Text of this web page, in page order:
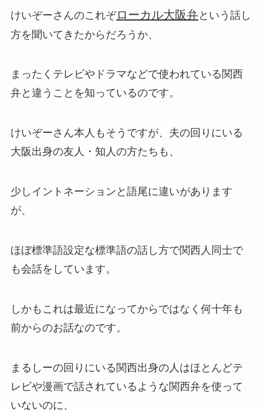
けいぞーさんのこれぞローカル大阪弁という話し
方を聞いてきたからだろうか、
まったくテレビやドラマなどで使われている関西
弁と違うことを知っているのです。
けいぞーさん本人もそうですが、夫の回りにいる
大阪出身の友人・知人の方たちも、
少しイントネーションと語尾に違いがあります
が、
ほぼ標準語設定な標準語の話し方で関西人同士で
も会話をしています。
しかもこれは最近になってからではなく何十年も
前からのお話なのです。
まるしーの回りにいる関西出身の人はほとんどテ
レビや漫画で話されているような関西弁を使って
いないのに、